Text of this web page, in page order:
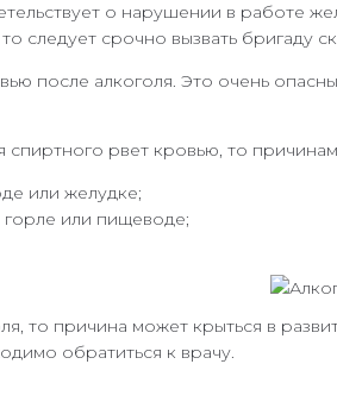
о нарушении в работе
следует срочно вызвать бригаду
после алкоголя. Это очень
рвет кровью, то
или желудке;
или пищеводе;
то причина может крыться в
обратиться к врачу.